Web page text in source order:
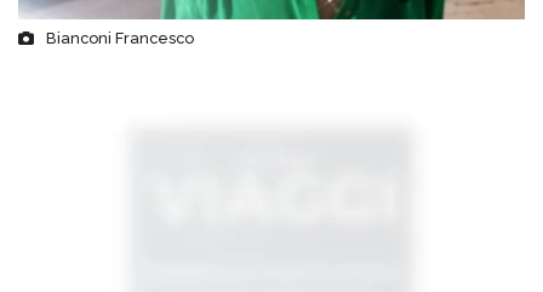
Bianconi Francesco